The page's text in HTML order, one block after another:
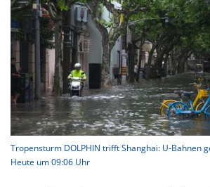
Tropensturm DOLPHIN trifft Shanghai: U-Bahnen
Heute um 09:06 Uhr